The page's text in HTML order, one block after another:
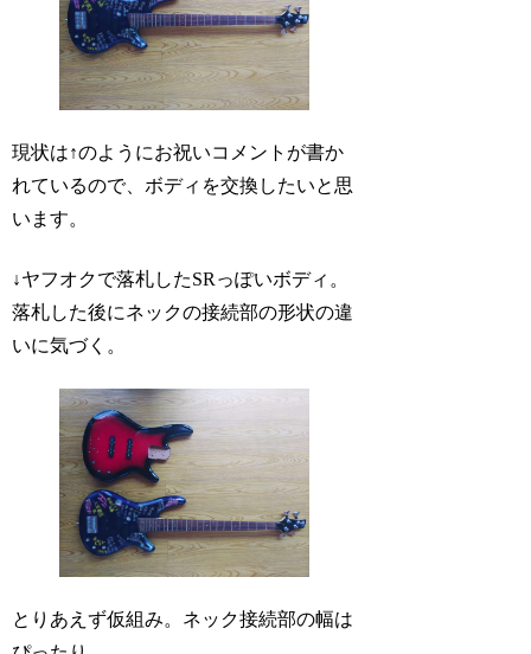
現状は↑のようにお祝いコメントが書か
れているので、ボディを交換したいと思
います。
↓ヤフオクで落札したSRっぽいボディ。
落札した後にネックの接続部の形状の違
いに気づく。
とりあえず仮組み。ネック接続部の幅は